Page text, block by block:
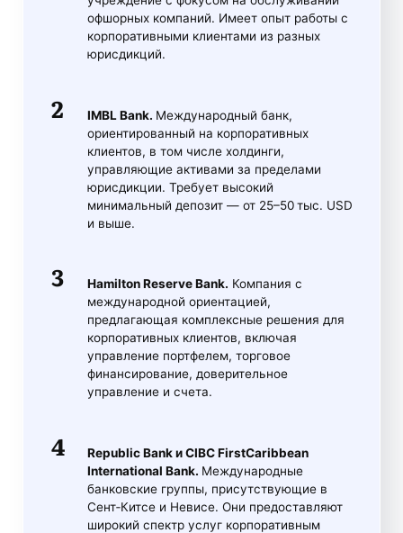
офшорных компаний. Имеет опыт работы с
корпоративными клиентами из разных
юрисдикций.
IMBL Bank. Международный банк,
ориентированный на корпоративных
клиентов, в том числе холдинги,
управляющие активами за пределами
юрисдикции. Требует высокий
минимальный депозит — от 25–50 тыс. USD
и выше.
Hamilton Reserve Bank. Компания с
международной ориентацией,
предлагающая комплексные решения для
корпоративных клиентов, включая
управление портфелем, торговое
финансирование, доверительное
управление и счета.
Republic Bank и CIBC FirstCaribbean
International Bank. Международные
банковские группы, присутствующие в
Сент‑Китсе и Невисе. Они предоставляют
широкий спектр услуг корпоративным